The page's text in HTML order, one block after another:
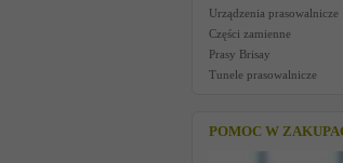
Urządzenia prasowalnicze
Części zamienne
Prasy Brisay
Tunele prasowalnicze
POMOC W